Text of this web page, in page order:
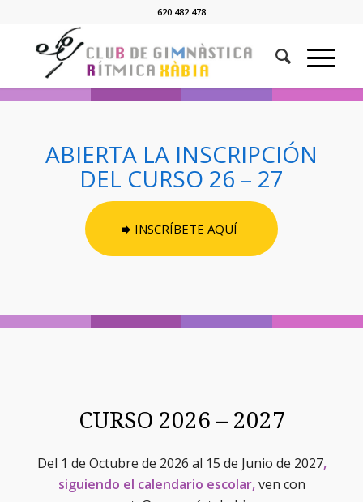
620 482 478
ABIERTA LA INSCRIPCIÓN
DEL CURSO 26 – 27
INSCRÍBETE AQUÍ
CURSO 2026 – 2027
Del 1 de Octubre de 2026 al 15 de Junio de 2027,
siguiendo el calendario escolar,ven con